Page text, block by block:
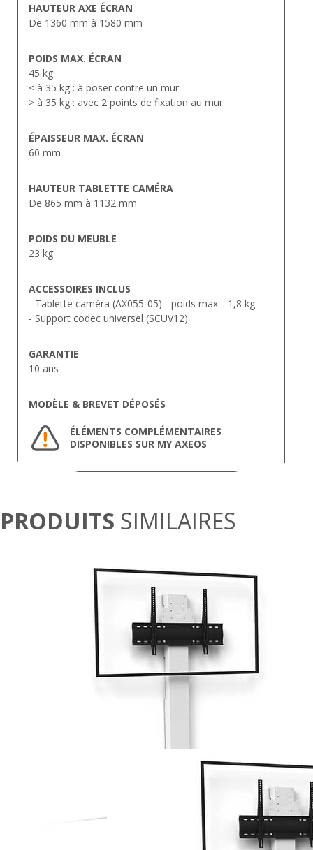
HAUTEUR AXE ÉCRAN
De 1360 mm à 1580 mm
POIDS MAX. ÉCRAN
45 kg
< à 35 kg : à poser contre un mur
> à 35 kg : avec 2 points de fixation au mur
ÉPAISSEUR MAX. ÉCRAN
60 mm
HAUTEUR TABLETTE CAMÉRA
De 865 mm à 1132 mm
POIDS DU MEUBLE
23 kg
ACCESSOIRES INCLUS
- Tablette caméra (AX055-05) - poids max. : 1,8 kg
- Support codec universel (SCUV12)
GARANTIE
10 ans
MODÈLE & BREVET DÉPOSÉS
ÉLÉMENTS COMPLÉMENTAIRES
DISPONIBLES SUR MY AXEOS
PRODUITS SIMILAIRES